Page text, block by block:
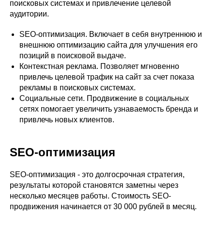
поисковых системах и привлечение целевой
аудитории.
SEO-оптимизация. Включает в себя внутреннюю и
внешнюю оптимизацию сайта для улучшения его
позиций в поисковой выдаче.
Контекстная реклама. Позволяет мгновенно
привлечь целевой трафик на сайт за счет показа
рекламы в поисковых системах.
Социальные сети. Продвижение в социальных
сетях помогает увеличить узнаваемость бренда и
привлечь новых клиентов.
SEO-оптимизация
SEO-оптимизация - это долгосрочная стратегия,
результаты которой становятся заметны через
несколько месяцев работы. Стоимость SEO-
продвижения начинается от 30 000 рублей в месяц.